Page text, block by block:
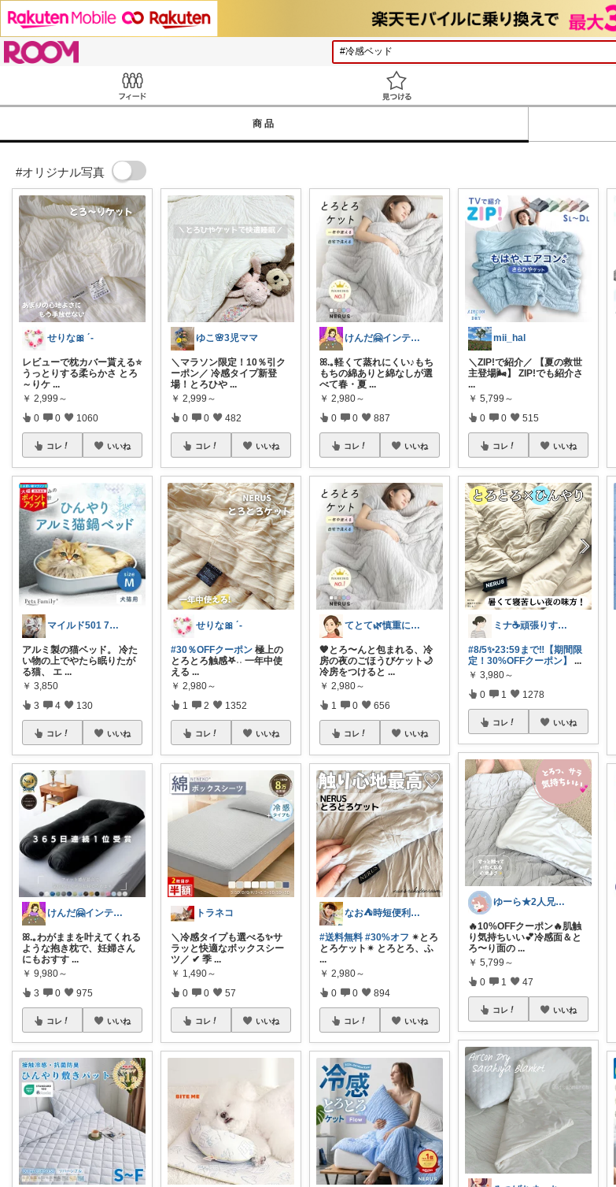
商品
#オリジナル写真
せりな🎀 ´-
レビューで枕カバー貰える⭐️
うっとりする柔らかさ とろ
～りケ ...
￥ 2,999～
0 0 1060
コレ いいね
マイルド501 7月購入感謝致します
アルミ製の猫ベッド。 冷た
い物の上でやたら眠りたが
る猫、 エ ...
￥ 3,850
3 4 130
コレ いいね
けんだ🤗インテリア多め
ꕤ.｡わがままを叶えてくれる
ような抱き枕で、妊婦さん
にもおすす ...
￥ 9,980～
3 0 975
コレ いいね
ゆこ🌸3児ママ
＼マラソン限定！10％引ク
ーポン／ 冷感タイプ新登
場！とろひや ...
￥ 2,999～
0 0 482
コレ いいね
せりな🎀 ´-
#30％OFFクーポン 極上の
とろとろ触感𖤐˒˒ 一年中使
える ...
￥ 2,980～
1 2 1352
コレ いいね
トラネコ
＼冷感タイプも選べる✨サ
ラッと快適なボックスシー
ツ／ ✔ 季 ...
￥ 1,490～
0 0 57
コレ いいね
けんだ🤗インテリア多め
ꕤ.｡軽くて蒸れにくい♪もち
もちの綿ありと綿なしが選
べて春・夏 ...
￥ 2,980～
0 0 887
コレ いいね
てとて🌿慎重に選ぶ派🧺💚
🧡とろ〜んと包まれる、冷
房の夜のごほうびケット🌙
冷房をつけると ...
￥ 2,980～
1 0 656
コレ いいね
なお⛺️時短便利グッズ好き♡オリ写多め♪
#送料無料 #30%オフ ✴︎とろ
とろケット✴︎ とろとろ、ふ
...
￥ 2,980～
0 0 894
コレ いいね
mii_hal
＼ZIP!で紹介／ 【夏の救世
主登場🌬️】 ZIP!でも紹介さ
...
￥ 5,799～
0 0 515
コレ いいね
ミナ☕️頑張りすぎない暮らし🏠
#8/5✨23:59まで‼️【期間限
定！30%OFFクーポン】
...
￥ 3,980～
0 1 1278
コレ いいね
ゆーら★2人兄弟ママ🐻正直レビュー
🔥10%OFFクーポン🔥肌触
り気持ちいい💕冷感面＆と
ろ〜り面の ...
￥ 5,799～
0 1 47
コレ いいね